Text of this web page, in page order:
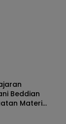
Beddian
Materi